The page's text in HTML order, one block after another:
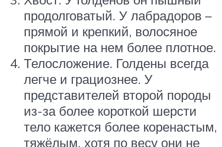
продолговатый. У лабрадоров –
прямой и крепкий, волосяное
покрытие на нем более плотное.
Телосложение. Голдены всегда
легче и грациознее. У
представителей второй породы
из-за более короткой шерсти
тело кажется более коренастым,
тяжёлым, хотя по весу они не